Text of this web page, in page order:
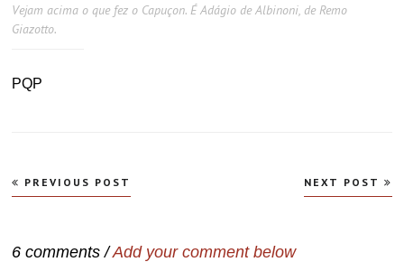
Vejam acima o que fez o Capuçon. É Adágio de Albinoni, de Remo
Giazotto.
PQP
Navegação
de
PREVIOUS POST NEXT POST
6 comments /Add your comment below